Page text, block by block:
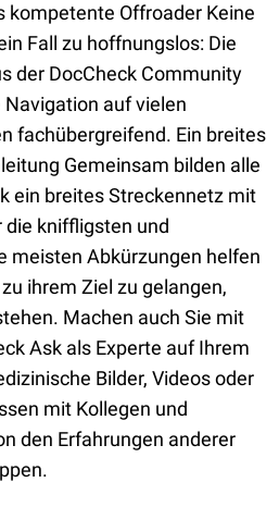
kompetente Offroader Keine
Fall zu hoffnungslos: Die
der DocCheck Community
auf vielen
fachübergreifend. Ein breites
Gemeinsam bilden alle
ein breites Streckennetz mit
kniffligsten und
meisten Abkürzungen helfen
ihrem Ziel zu gelangen,
Machen auch Sie mit
Ask als Experte auf Ihrem
Bilder, Videos oder
mit Kollegen und
den Erfahrungen anderer